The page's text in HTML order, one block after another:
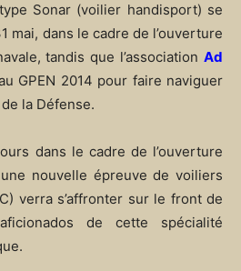
Sonar (voilier handisport) se
mai, dans le cadre de l’ouverture
tandis que l’association Ad
GPEN 2014 pour faire naviguer
la Défense.
dans le cadre de l’ouverture
nouvelle épreuve de voiliers
verra s’a­ffronter sur le front de
de cette spécialité